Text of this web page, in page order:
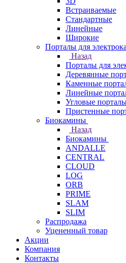
Встраиваемые
Стандартные
Линейные
Широкие
Порталы для
Назад
Порталы для
Деревянные
Каменные
Линейные
Угловые
Пристенные
Биокамины
Назад
Биокамины
ANDALLE
CENTRAL
CLOUD
LOG
ORB
PRIME
SLAM
SLIM
Распродажа
Уцененный товар
Акции
Компания
Контакты